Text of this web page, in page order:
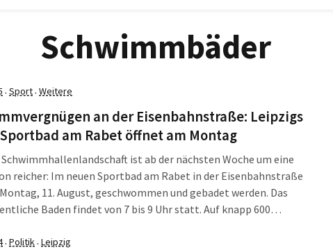
Schwimmbäder
· Sport· Weitere
an der Eisenbahnstraße: Leipzigs
am Rabet öffnet am Montag
ist ab der nächsten Woche um eine
reicher: Im neuen Sportbad am Rabet in der Eisenbahnstraße
11. August, geschwommen und gebadet werden. Das
Baden findet von 7 bis 9 Uhr statt. Auf knapp 600
Nutzern dann ein wettkampftaugliches […]
· Politik· Leipzig